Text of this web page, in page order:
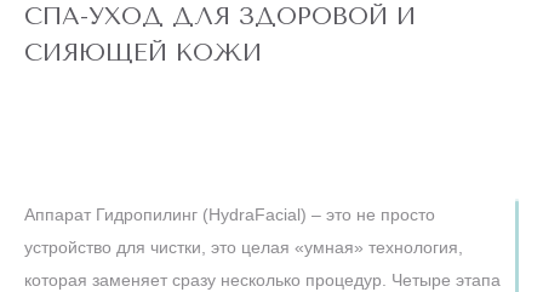
СПА-УХОД ДЛЯ ЗДОРОВОЙ И
СИЯЮЩЕЙ КОЖИ
Аппарат Гидропилинг (HydraFacial) – это не просто
устройство для чистки, это целая «умная» технология,
которая заменяет сразу несколько процедур. Четыре этапа